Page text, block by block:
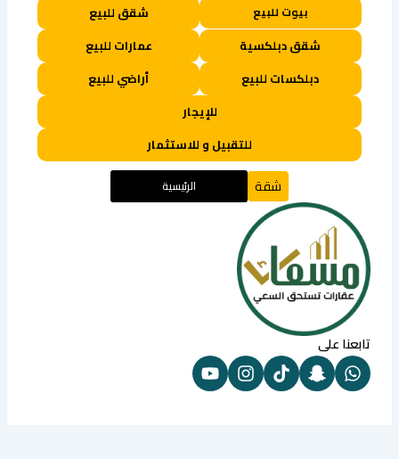
بيوت للبيع
شقق للبيع
شقق دبلكسية
عمارات للبيع
دبلكسات للبيع
أراضي للبيع
للإيجار
للتقبيل و للاستثمار
شقة الرئيسية
تابعنا على